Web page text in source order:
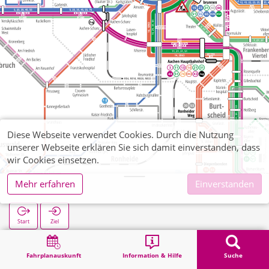
Fahrplanauskunft Information & Hilfe Suche
Karlsgraben
Start Ziel
Karlsgraben
Diese Webseite verwendet Cookies. Durch die Nutzung
unserer Webseite erklären Sie sich damit einverstanden, dass
wir Cookies einsetzen.
Mehr erfahren
Einverstanden